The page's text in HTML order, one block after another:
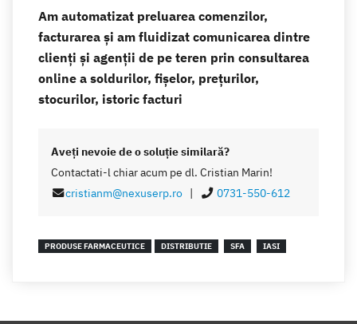
Am automatizat preluarea comenzilor,
facturarea şi am fluidizat comunicarea dintre
clienţi şi agenţii de pe teren prin consultarea
online a soldurilor, fişelor, preţurilor,
stocurilor, istoric facturi
Aveţi nevoie de o soluţie similară?
Contactati-l chiar acum pe dl. Cristian Marin!
cristianm@nexuserp.ro| 0731-550-612
PRODUSE FARMACEUTICE DISTRIBUTIE SFA IASI